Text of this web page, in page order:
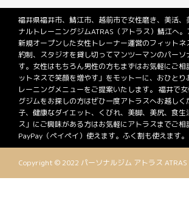
福井県福井市、鯖江市、越前市で女性磨き、美活、
ナルトレーニングジムATRAS（アトラス）鯖江へ
新規オープンした女性トレーナー運営のフィットネ
約制、スタジオを貸し切ってマンツーマンのパーソ
す。女性はもちろん男性の方もまずはお気軽にご相
ットネスで笑顔を増やす」をモットーに、おひとり
レーニングメニューをご提案いたします。 福井で
グジムをお探しの方はぜひ一度アトラスへお越し
子、健康なダイエット、くびれ、美脚、美尻、食生
ス」にご興味がある方はお気軽にアトラスまでご
PayPay（ペイペイ）使えます。ふく割も使えます。
Copyright © 2022 パーソナルジム アトラス